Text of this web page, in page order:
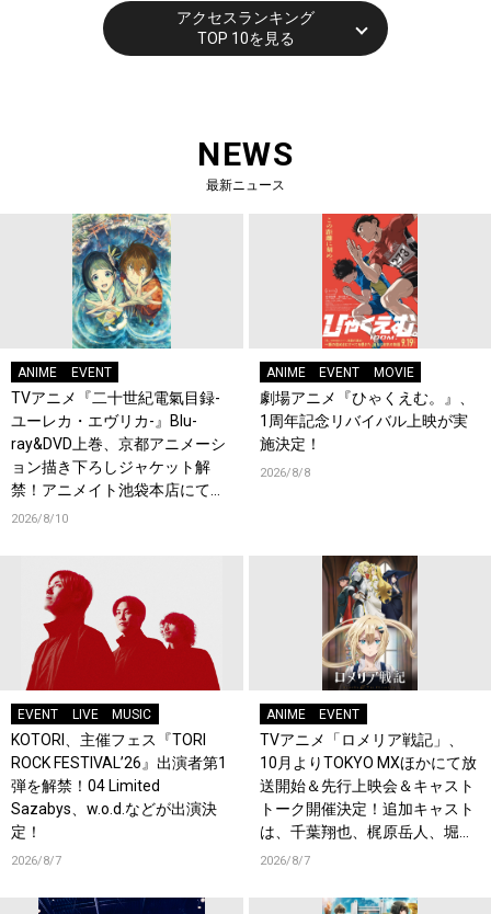
アクセスランキング
TOP 10を見る
NEWS
最新ニュース
ANIME EVENT
TVアニメ『二十世紀電氣目録-
ユーレカ・エヴリカ-』Blu-
ray&DVD上巻、京都アニメーシ
ョン描き下ろしジャケット解
禁！アニメイト池袋本店にて店
頭イベント開催！
2026/8/10
ANIME EVENT MOVIE
劇場アニメ『ひゃくえむ。』、
1周年記念リバイバル上映が実
施決定！
2026/8/8
EVENT LIVE MUSIC
KOTORI、主催フェス『TORI
ROCK FESTIVAL’26』出演者第1
弾を解禁！04 Limited
Sazabys、w.o.d.などが出演決
定！
2026/8/7
ANIME EVENT
TVアニメ「ロメリア戦記」、
10月よりTOKYO MXほかにて放
送開始＆先行上映会＆キャスト
トーク開催決定！追加キャスト
は、千葉翔也、梶原岳人、堀江
瞬、綿貫竜之介！PV第1弾公
2026/8/7